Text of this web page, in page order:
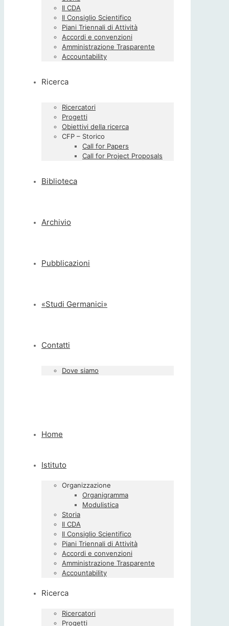
Il CDA
Il Consiglio Scientifico
Piani Triennali di Attività
Accordi e convenzioni
Amministrazione Trasparente
Accountability
Ricerca
Ricercatori
Progetti
Obiettivi della ricerca
CFP – Storico
Call for Papers
Call for Project Proposals
Biblioteca
Archivio
Pubblicazioni
«Studi Germanici»
Contatti
Dove siamo
Home
Istituto
Organizzazione
Organigramma
Modulistica
Storia
Il CDA
Il Consiglio Scientifico
Piani Triennali di Attività
Accordi e convenzioni
Amministrazione Trasparente
Accountability
Ricerca
Ricercatori
Progetti